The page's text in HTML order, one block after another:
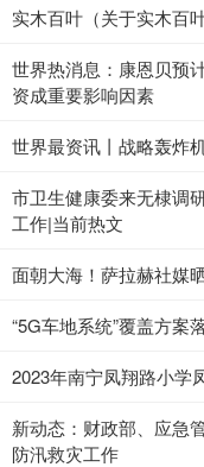
实木百叶（关于实木百
世界热消息：康恩贝预
资成重要影响因素
世界最资讯丨战略轰炸
市卫生健康委来无棣调
工作|当前热文
面朝大海！萨拉赫社媒
“5G车地系统”覆盖方案
2023年南宁凤翔路小学
新动态：财政部、应急
防汛救灾工作